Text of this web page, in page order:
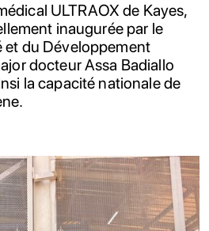
ULTRAOX de Kayes,
inaugurée par le
et du Développement
docteur Assa Badiallo
la capacité nationale de